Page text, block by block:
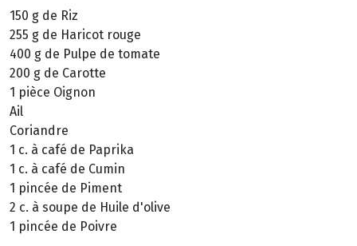
150 g de Riz
255 g de Haricot rouge
400 g de Pulpe de tomate
200 g de Carotte
1 pièce Oignon
Ail
Coriandre
1 c. à café de Paprika
1 c. à café de Cumin
1 pincée de Piment
2 c. à soupe de Huile d'olive
1 pincée de Poivre